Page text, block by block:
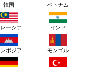
韓国 ベトナム
ーシア インド
ボジア モンゴル